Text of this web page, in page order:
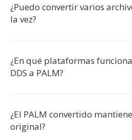
¿Puedo convertir varios
la vez?
¿En qué plataformas
DDS a PALM?
¿El PALM convertido
original?